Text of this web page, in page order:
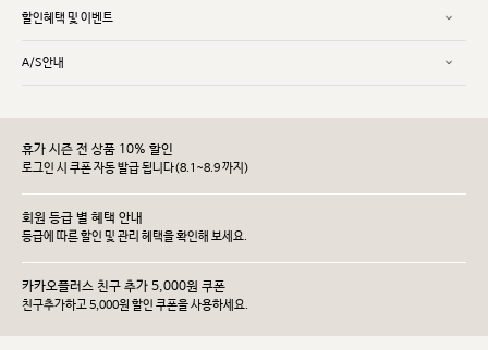
할인혜택 및 이벤트
A/S안내
휴가 시즌 전 상품 10% 할인
로그인 시 쿠폰 자동 발급 됩니다(8.1~8.9 까지)
회원 등급 별 혜택 안내
등급에 따른 할인 및 관리 헤택을 확인해 보세요.
카카오플러스 친구 추가 5,000원 쿠폰
친구추가하고 5,000원 할인 쿠폰을 사용하세요.